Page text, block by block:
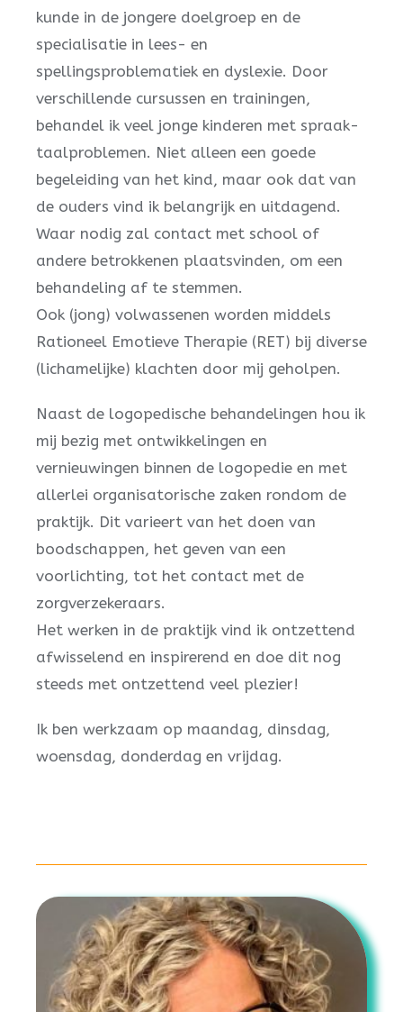
kunde in de jongere doelgroep en de
specialisatie in lees- en
spellingsproblematiek en dyslexie. Door
verschillende cursussen en trainingen,
behandel ik veel jonge kinderen met spraak-
taalproblemen. Niet alleen een goede
begeleiding van het kind, maar ook dat van
de ouders vind ik belangrijk en uitdagend.
Waar nodig zal contact met school of
andere betrokkenen plaatsvinden, om een
behandeling af te stemmen.
Ook (jong) volwassenen worden middels
Rationeel Emotieve Therapie (RET) bij diverse
(lichamelijke) klachten door mij geholpen.
Naast de logopedische behandelingen hou ik
mij bezig met ontwikkelingen en
vernieuwingen binnen de logopedie en met
allerlei organisatorische zaken rondom de
praktijk. Dit varieert van het doen van
boodschappen, het geven van een
voorlichting, tot het contact met de
zorgverzekeraars.
Het werken in de praktijk vind ik ontzettend
afwisselend en inspirerend en doe dit nog
steeds met ontzettend veel plezier!
Ik ben werkzaam op maandag, dinsdag,
woensdag, donderdag en vrijdag.